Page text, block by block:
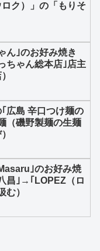
ク）」の「もりそ
ん｣のお好み焼き
ちゃん総本店｣店主
広島 辛口つけ麺の
（磯野製麺の生麺
｣のお好み焼
昌｣→｢LOPEZ（ロ
む）